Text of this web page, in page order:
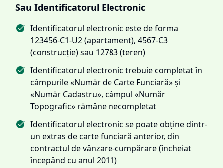
Sau Identificatorul Electronic
Identificatorul electronic este de forma
123456-C1-U2 (apartament), 4567-C3
(construcție) sau 12783 (teren)
Identificatorul electronic trebuie completat în
câmpurile «Număr de Carte Funciară» și
«Număr Cadastru», câmpul «Număr
Topografic» rămâne necompletat
Identificatorul electronic se poate obține dintr-
un extras de carte funciară anterior, din
contractul de vânzare-cumpărare (încheiat
începând cu anul 2011)